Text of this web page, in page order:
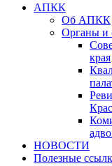
АПКК
Об АПКК
Органы и
края
НОВОСТИ
Полезные